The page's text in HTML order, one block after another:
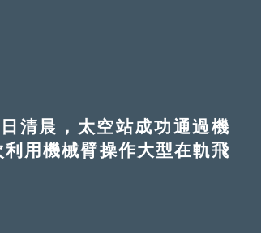
晨，太空站成功通過機
用機械臂操作大型在軌飛